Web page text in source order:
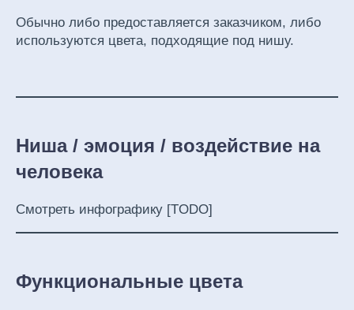
Обычно либо предоставляется заказчиком, либо
используются цвета, подходящие под нишу.
Ниша / эмоция / воздействие на
человека
Смотреть инфографику [TODO]
Функциональные цвета